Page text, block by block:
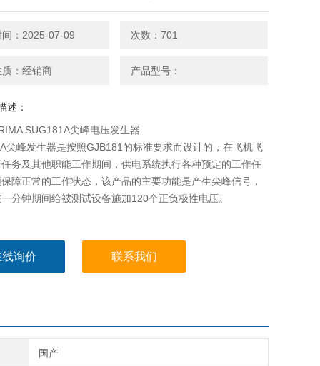
间：2025-07-09 次数：701
质：经销商 产品型号：
述：
SUG181A尖峰电压发生器
尖峰发生器是按照GJB181的标准要求而设计的，在飞机飞
务及其他职能工作期间，供电系统执行各种预定的工作任
障正常的工作状态，该产品的主要功能是产生尖峰信号，
分钟期间给被测试设备施加120个正负极性电压。
询价 联系我们
国产